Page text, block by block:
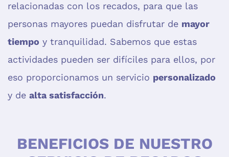
relacionadas con los recados, para que las
personas mayores puedan disfrutar de mayor
tiempo y tranquilidad. Sabemos que estas
actividades pueden ser difíciles para ellos, por
eso proporcionamos un servicio personalizado
y de alta satisfacción.
BENEFICIOS DE NUESTRO